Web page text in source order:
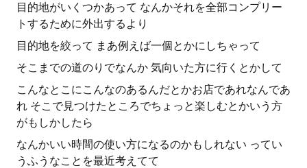
目的地がいくつかあって なんかそれを全部コンプリー
トするために外出するより
目的地を絞って まあ例えば一個とかにしちゃって
そこまでの道のりでなんか 気向いた方に行くとかして
こんなとこにこんなのあるんだとかお店であれなんであ
れ そこで見つけたところでちょっと楽しむとかいう方
がもしかしたら
なんかいい時間の使い方になるのかもしれない ってい
うふうなことを最近考えてて